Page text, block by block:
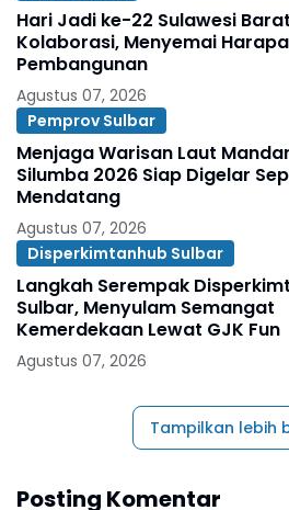
Hari Jadi ke-22 Sulawesi
Kolaborasi, Menyemai
Pembangunan
Agustus 07, 2026
Pemprov Sulbar
Menjaga Warisan Laut
Silumba 2026 Siap Digelar
Mendatang
Agustus 07, 2026
Disperkimtanhub Sulbar
Langkah Serempak
Sulbar, Menyulam Semangat
Kemerdekaan Lewat GJK Fun
Agustus 07, 2026
Tampilkan lebih
Posting Komentar